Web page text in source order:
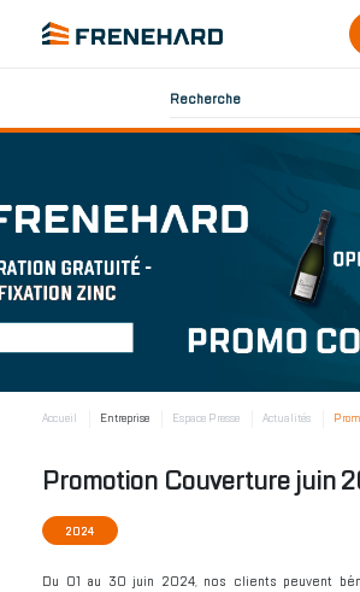
Recherche
Accueil Entreprise Espace Presse Actualités
Promotion Couverture juin
2024
Du 01 au 30 juin 2024, nos clients peuvent